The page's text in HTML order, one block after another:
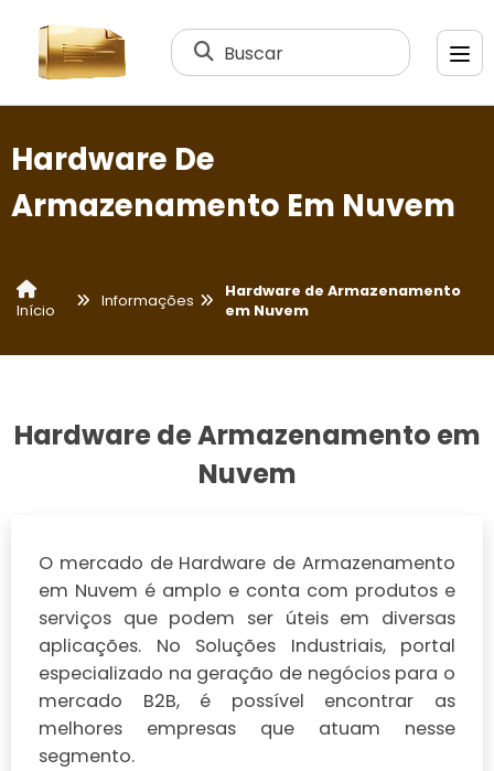
Buscar
Hardware De
Armazenamento Em Nuvem
Início
Informações
Hardware de Armazenamento
em Nuvem
Hardware de Armazenamento em
Nuvem
O mercado de Hardware de Armazenamento
em Nuvem é amplo e conta com produtos e
serviços que podem ser úteis em diversas
aplicações. No Soluções Industriais, portal
especializado na geração de negócios para o
mercado B2B, é possível encontrar as
melhores empresas que atuam nesse
segmento.